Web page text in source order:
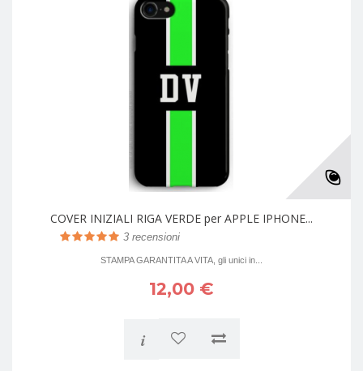
COVER INIZIALI RIGA VERDE per APPLE IPHONE...
3 recensioni
STAMPA GARANTITA A VITA, gli unici in...
12,00 €
i